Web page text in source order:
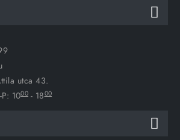
utca 43.
P: 1000 - 1800